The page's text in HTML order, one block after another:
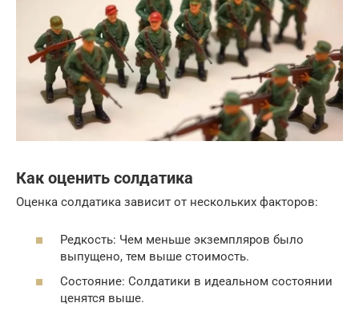
Как оценить солдатика
Оценка солдатика зависит от нескольких факторов:
Редкость: Чем меньше экземпляров было
выпущено, тем выше стоимость.
Состояние: Солдатики в идеальном состоянии
ценятся выше.